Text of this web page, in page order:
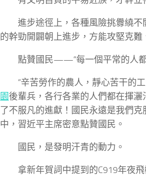
進步途徑上，各種風險挑釁繞不
的幹勁開闢朝上進步，方能攻堅克難
點贊國民——“每一個平常的人
“辛苦勞作的農人，靜心苦干的
園後輩兵，各行各業的人們都在揮
了不服凡的進獻！國民永遠是我們
中，習近平主席密意點贊國民。
國民，是發明汗青的動力。
拿新年賀詞中提到的C919年夜